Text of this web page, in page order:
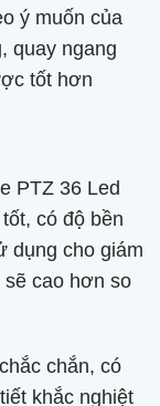
ý muốn của
quay ngang
tốt hơn
PTZ 36 Led
có độ bền
dụng cho giám
sẽ cao hơn so
chắn, có
khắc nghiệt